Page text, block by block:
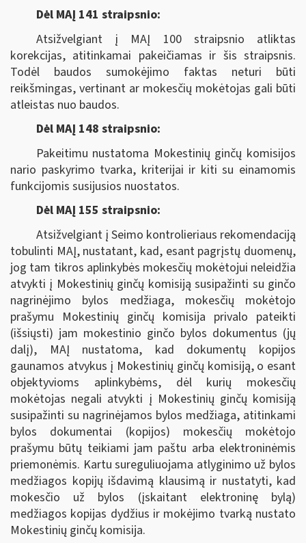
Dėl MAĮ 141 straipsnio:
Atsižvelgiant į MAĮ 100 straipsnio atliktas
korekcijas, atitinkamai pakeičiamas ir šis straipsnis.
Todėl baudos sumokėjimo faktas neturi būti
reikšmingas, vertinant ar mokesčių mokėtojas gali būti
atleistas nuo baudos.
Dėl MAĮ 148 straipsnio:
Pakeitimu nustatoma Mokestinių ginčų komisijos
nario paskyrimo tvarka, kriterijai ir kiti su einamomis
funkcijomis susijusios nuostatos.
Dėl MAĮ 155 straipsnio:
Atsižvelgiant į Seimo kontrolieriaus rekomendaciją
tobulinti MAĮ, nustatant, kad, esant pagrįstų duomenų,
jog tam tikros aplinkybės mokesčių mokėtojui neleidžia
atvykti į Mokestinių ginčų komisiją susipažinti su ginčo
nagrinėjimo bylos medžiaga, mokesčių mokėtojo
prašymu Mokestinių ginčų komisija privalo pateikti
(išsiųsti) jam mokestinio ginčo bylos dokumentus (jų
dalį), MAĮ nustatoma, kad dokumentų kopijos
gaunamos atvykus į Mokestinių ginčų komisiją, o esant
objektyvioms aplinkybėms, dėl kurių mokesčių
mokėtojas negali atvykti į Mokestinių ginčų komisiją
susipažinti su nagrinėjamos bylos medžiaga, atitinkami
bylos dokumentai (kopijos) mokesčių mokėtojo
prašymu būtų teikiami jam paštu arba elektroninėmis
priemonėmis. Kartu sureguliuojama atlyginimo už bylos
medžiagos kopijų išdavimą klausimą ir nustatyti, kad
mokesčio už bylos (įskaitant elektroninę bylą)
medžiagos kopijas dydžius ir mokėjimo tvarką nustato
Mokestinių ginčų komisija.